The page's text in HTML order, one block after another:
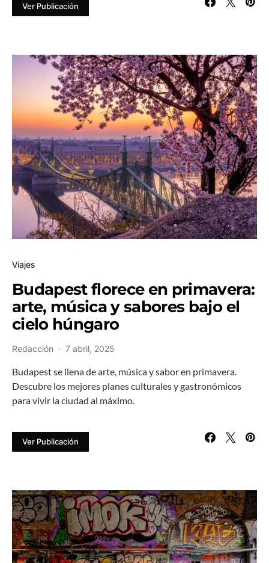
Ver Publicación
Viajes
Budapest florece en primavera:
arte, música y sabores bajo el
cielo húngaro
Redacción 7 abril, 2025
Budapest se llena de arte, música y sabor en primavera.
Descubre los mejores planes culturales y gastronómicos
para vivir la ciudad al máximo.
Ver Publicación